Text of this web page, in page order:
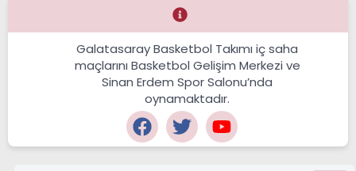
Galatasaray Basketbol Takımı iç saha
maçlarını Basketbol Gelişim Merkezi ve
Sinan Erdem Spor Salonu’nda
oynamaktadır.